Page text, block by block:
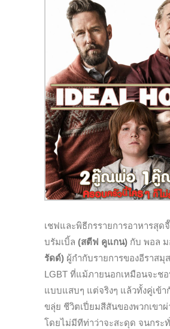
เชฟและพิธีกรรายการอาหารสุด
บรัมเบิ้ล (สตีฟ คูแกน) กับ พอล
รัดด์) ผู้กำกับรายการของอีราสมุ
LGBT ที่แม้ภายนอกเหมือนจะช
แบบแสบๆ แต่จริงๆ แล้วทั้งคู่เข้า
ขลุ่ย ชีวิตเปี่ยมสีสันของพวกเขา
โดยไม่มีทีท่าว่าจะสะดุด จนกระ